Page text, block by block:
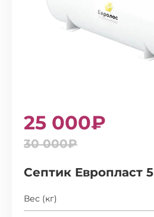
25 000₽
30 000₽
Септик Европласт 5
Вес (кг)